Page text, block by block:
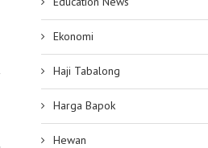
September 19, 2025
Ekonomi
Haji Tabalong
Harga Bapok
Hewan